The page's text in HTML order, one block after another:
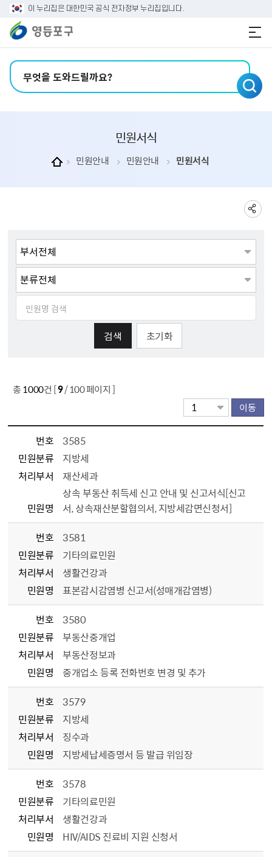
본문 바로가기
주메뉴 바로가기
이 누리집은 대한민국 공식 전자정부 누리집입니다.
민원서식
민원안내 민원안내 민원서식
민원분류
민원명
초기화
총1000건 [9/ 100 페이지 ]
번호
3585
민원분류
지방세
처리부서
재산세과
민원명
상속 부동산 취득세 신고 안내 및 신고서식[신고
서, 상속재산분할협의서, 지방세감면신청서]
번호
3581
민원분류
기타의료민원
처리부서
생활건강과
민원명
표본감시감염병 신고서(성매개감염병)
번호
3580
민원분류
부동산중개업
처리부서
부동산정보과
민원명
중개업소 등록 전화번호 변경 및 추가
번호
3579
민원분류
지방세
처리부서
징수과
민원명
지방세납세증명서 등 발급 위임장
번호
3578
민원분류
기타의료민원
처리부서
생활건강과
민원명
HIV/AIDS 진료비 지원 신청서